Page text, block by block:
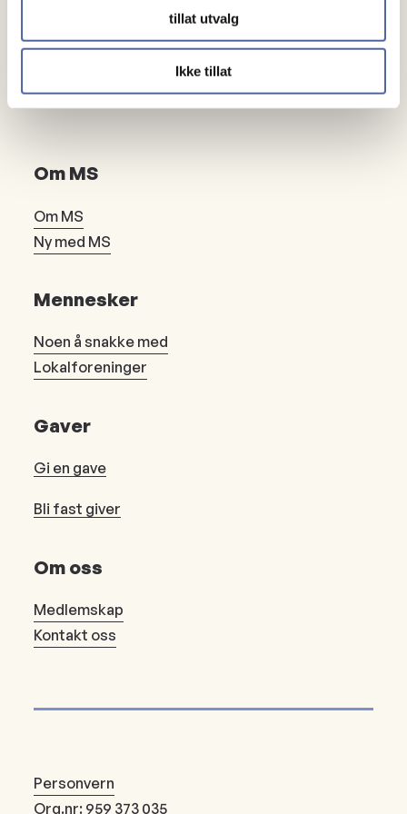
tillat utvalg
Ikke tillat
Om MS
Om MS
Ny med MS
Mennesker
Noen å snakke med
Lokalforeninger
Gaver
Gi en gave
Bli fast giver
Om oss
Medlemskap
Kontakt oss
Personvern
Org.nr: 959 373 035